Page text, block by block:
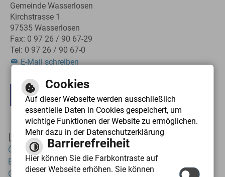
Gemeinde Wasserlosen
Kirchstrasse 1
97535 Wasserlosen
Fax: 0 97 26 / 90 67-29
Tel: 0 97 26 / 90 67-0
E-Mail schreiben
Leichte Sprache Gebärdensprache
Links
Öffnungszeiten
Bauplätze
Gemeinderat
Cookies
Auf dieser Webseite werden ausschließlich
essentielle Daten in Cookies gespeichert, um
wichtige Funktionen der Website zu ermöglichen.
Mehr dazu in der Datenschutzerklärung
Barrierefreiheit
Hier können Sie die Farbkontraste auf
dieser Webseite erhöhen. Sie können